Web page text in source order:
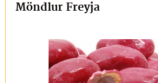
Möndlur Freyja